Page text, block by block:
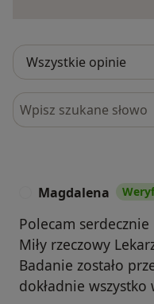
Szukaj w opiniach
Magdalena
Polecam serdecznie
Miły rzeczowy
Badanie zostało
dokładnie